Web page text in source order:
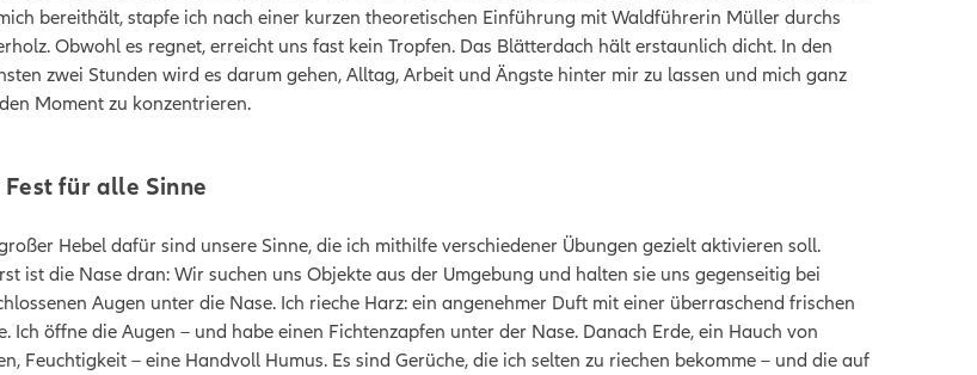
bereithält, stapfe ich nach einer kurzen theoretischen Einführung mit Waldführerin Müller durchs
Obwohl es regnet, erreicht uns fast kein Tropfen. Das Blätterdach hält erstaunlich dicht. In den
zwei Stunden wird es darum gehen, Alltag, Arbeit und Ängste hinter mir zu lassen und mich ganz
Moment zu konzentrieren.
Fest für alle Sinne
Hebel dafür sind unsere Sinne, die ich mithilfe verschiedener Übungen gezielt aktivieren soll.
ist die Nase dran: Wir suchen uns Objekte aus der Umgebung und halten sie uns gegenseitig bei
Augen unter die Nase. Ich rieche Harz: ein angenehmer Duft mit einer überraschend frischen
Ich öffne die Augen – und habe einen Fichtenzapfen unter der Nase. Danach Erde, ein Hauch von
Feuchtigkeit – eine Handvoll Humus. Es sind Gerüche, die ich selten zu riechen bekomme – und die auf